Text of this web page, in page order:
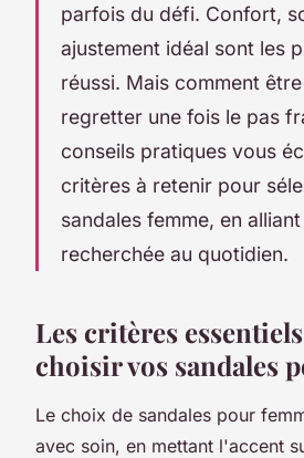
parfois du défi. Confort,
ajustement idéal sont les
réussi. Mais comment
regretter une fois le pas
conseils pratiques vous
critères à retenir pour
sandales femme, en
recherchée au quotidien.
Les critères
choisir vos sandales
Le choix de sandales pour
avec soin, en mettant l'accent